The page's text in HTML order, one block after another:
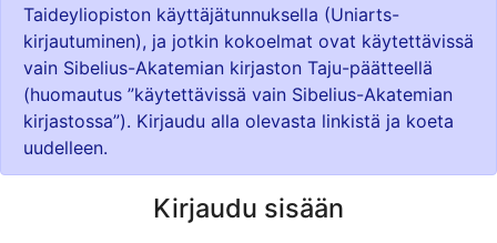
Taideyliopiston käyttäjätunnuksella (Uniarts-
kirjautuminen), ja jotkin kokoelmat ovat käytettävissä
vain Sibelius-Akatemian kirjaston Taju-päätteellä
(huomautus ”käytettävissä vain Sibelius-Akatemian
kirjastossa”). Kirjaudu alla olevasta linkistä ja koeta
uudelleen.
Kirjaudu sisään